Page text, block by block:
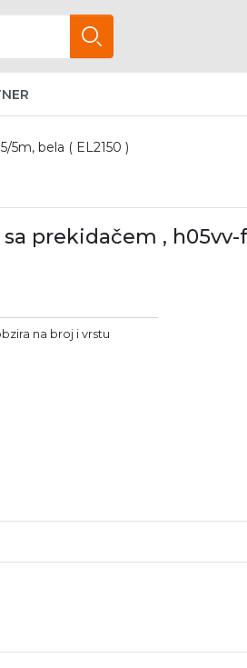
5m, bela ( EL2150 )
prekidačem , h05vv-f
na broj i vrstu